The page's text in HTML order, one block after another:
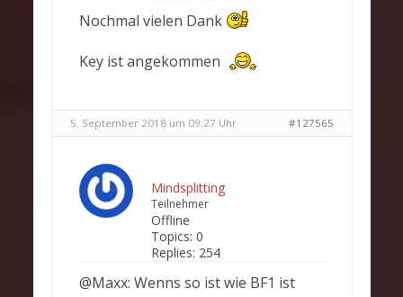
Nochmal vielen Dank
Key ist angekommen
5. September 2018 um 09:27 Uhr #127565
Mindsplitting
Teilnehmer
Offline
Topics: 0
Replies: 254
@Maxx: Wenns so ist wie BF1 ist